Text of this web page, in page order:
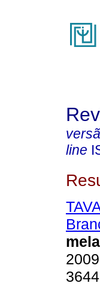
line